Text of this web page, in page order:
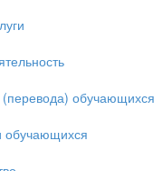
обучающихся
обучающихся